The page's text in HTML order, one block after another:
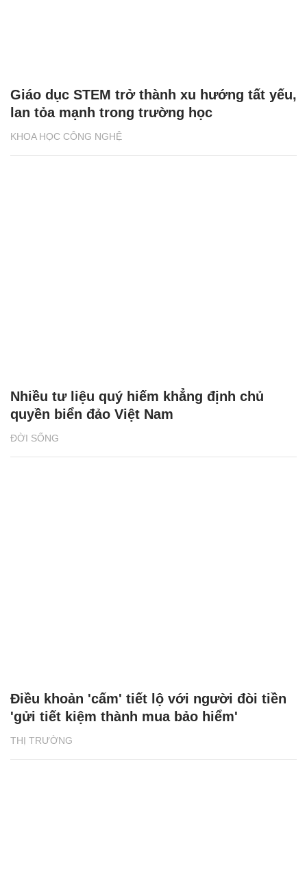
KHOA HỌC CÔNG NGHỆ
Giáo dục STEM trở thành xu hướng tất yếu,
lan tỏa mạnh trong trường học
ĐỜI SỐNG
Nhiều tư liệu quý hiếm khẳng định chủ
quyền biển đảo Việt Nam
THỊ TRƯỜNG
Điều khoản 'cấm' tiết lộ với người đòi tiền
'gửi tiết kiệm thành mua bảo hiểm'